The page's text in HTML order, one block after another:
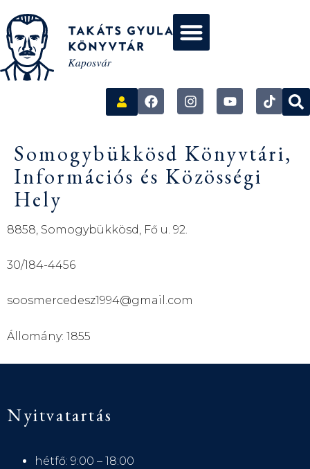
Somogybükkösd Könyvtári,
Információs és Közösségi
Hely
8858, Somogybükkösd, Fő u. 92.
30/184-4456
soosmercedesz1994@gmail.com
Állomány: 1855
Nyitvatartás
hétfő: 9:00 – 18:00